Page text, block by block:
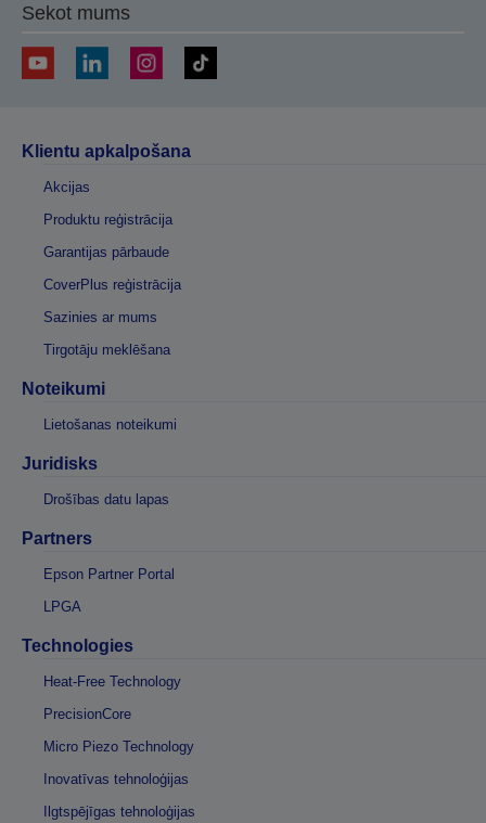
Sekot mums
Klientu apkalpošana
Akcijas
Produktu reģistrācija
Garantijas pārbaude
CoverPlus reģistrācija
Sazinies ar mums
Tirgotāju meklēšana
Noteikumi
Lietošanas noteikumi
Juridisks
Drošības datu lapas
Partners
Epson Partner Portal
LPGA
Technologies
Heat-Free Technology
PrecisionCore
Micro Piezo Technology
Inovatīvas tehnoloģijas
Ilgtspējīgas tehnoloģijas